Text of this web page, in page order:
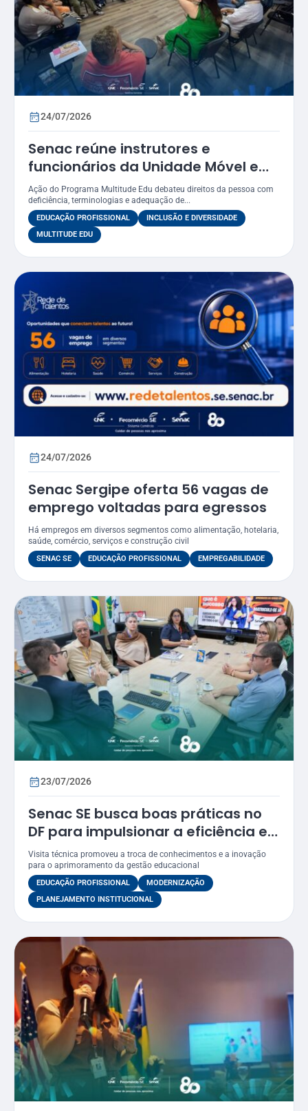
24/07/2026
Senac reúne instrutores e
funcionários da Unidade Móvel em
oficina sobre práticas inclusivas e
acessibilidade
Ação do Programa Multitude Edu debateu direitos da pessoa com
deficiência, terminologias e adequação de...
EDUCAÇÃO PROFISSIONAL
INCLUSÃO E DIVERSIDADE
MULTITUDE EDU
24/07/2026
Senac Sergipe oferta 56 vagas de
emprego voltadas para egressos
Há empregos em diversos segmentos como alimentação, hotelaria,
saúde, comércio, serviços e construção civil
SENAC SE EDUCAÇÃO PROFISSIONAL EMPREGABILIDADE
23/07/2026
Senac SE busca boas práticas no
DF para impulsionar a eficiência e
a modernização dos seus
processos
Visita técnica promoveu a troca de conhecimentos e a inovação
para o aprimoramento da gestão educacional
EDUCAÇÃO PROFISSIONAL
MODERNIZAÇÃO
PLANEJAMENTO INSTITUCIONAL